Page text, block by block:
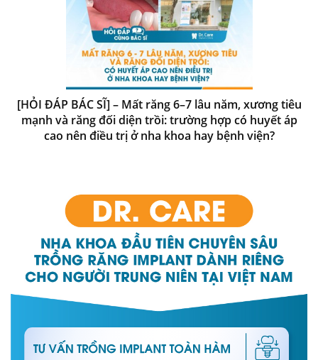
[HỎI ĐÁP BÁC SĨ] – Mất răng 6–7 lâu năm, xương tiêu
mạnh và răng đối diện trồi: trường hợp có huyết áp
cao nên điều trị ở nha khoa hay bệnh viện?